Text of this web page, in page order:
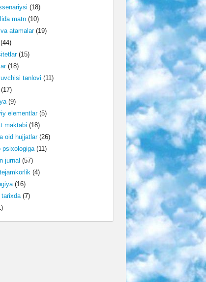
(18)
matn(10)
atamalar(19)
(15)
(18)
tanlovi (11)
(9)
elementlar(5)
maktabi (18)
oid hujjatlar(26)
psixologiga(11)
jurnal (57)
(4)
(16)
tarixda(7)